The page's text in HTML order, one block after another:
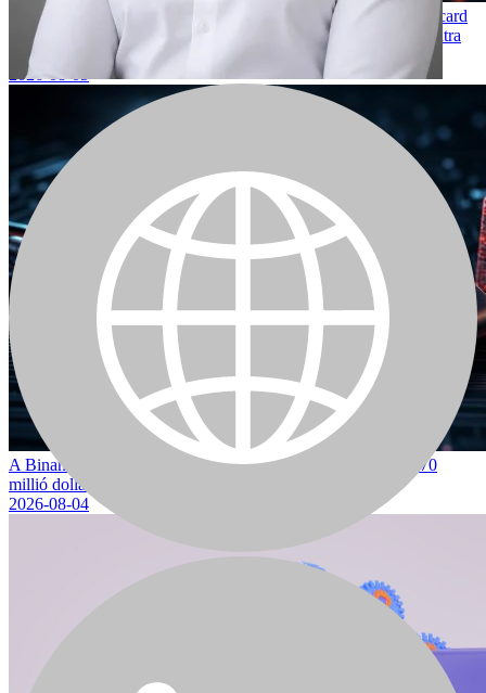
A Bitcoin On-Chain Aktivitása 2026-ban Éri el Csúcsát a Coldcard
Exploit Közepette, a K33 Potenciális Mélypontot Jelző Mintázatra
Utal
2026-08-05
A Binance alapítója hardvertárca-biztonságra figyelmeztet a 70
millió dolláros Coldcard kihasználás után
2026-08-04